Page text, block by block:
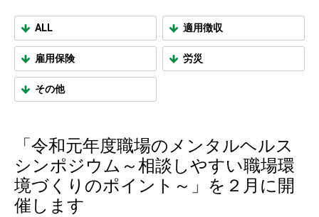
ALL 適用徴収
雇用保険 労災
その他
「令和元年度職場のメンタルヘルス
シンポジウム～相談しやすい職場環
境づくりのポイント～」を２月に開
催します